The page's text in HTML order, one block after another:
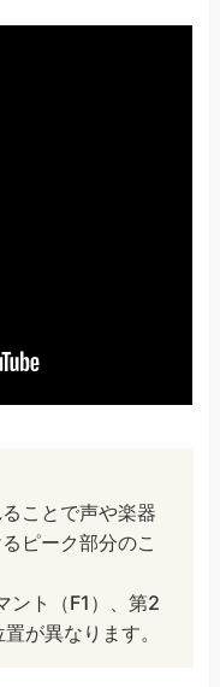
ことで声や楽器
ピーク部分のこ
ント（F1）、第2
が異なります。